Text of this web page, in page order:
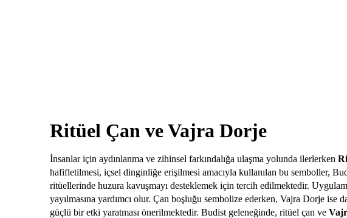
Ritüel Çan ve Vajra Dorje
İnsanlar için aydınlanma ve zihinsel farkındalığa ulaşma yolunda ilerlerken
hafifletilmesi, içsel dinginliğe erişilmesi amacıyla kullanılan bu semboller,
ritüellerinde huzura kavuşmayı desteklemek için tercih edilmektedir.
yayılmasına yardımcı olur. Çan boşluğu sembolize ederken, Vajra Dorje
güçlü bir etki yaratması önerilmektedir. Budist geleneğinde, ritüel çan ve